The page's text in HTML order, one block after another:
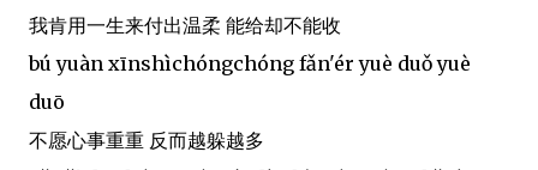
我肯用一生来付出温柔 能给却不能收
bú yuàn xīnshìchóngchóng fǎn'ér yuè duǒ yuè
duō
不愿心事重重 反而越躲越多